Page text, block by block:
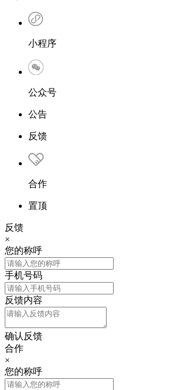
小程序
公众号
公告
反馈
合作
置顶
反馈
×
您的称呼
手机号码
反馈内容
确认反馈
合作
×
您的称呼